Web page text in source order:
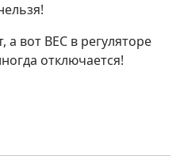
а вот ВЕС в регуляторе
отключается!